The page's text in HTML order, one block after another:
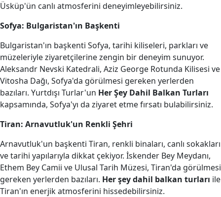
Üsküp'ün canlı atmosferini deneyimleyebilirsiniz.
Sofya: Bulgaristan'ın Başkenti
Bulgaristan'ın başkenti Sofya, tarihi kiliseleri, parkları ve
müzeleriyle ziyaretçilerine zengin bir deneyim sunuyor.
Aleksandr Nevski Katedrali, Aziz George Rotunda Kilisesi ve
Vitosha Dağı, Sofya'da görülmesi gereken yerlerden
bazıları. Yurtdışı Turlar'un Her Şey Dahil Balkan Turları
kapsamında, Sofya'yı da ziyaret etme fırsatı bulabilirsiniz.
Tiran: Arnavutluk'un Renkli Şehri
Arnavutluk'un başkenti Tiran, renkli binaları, canlı sokakları
ve tarihi yapılarıyla dikkat çekiyor. İskender Bey Meydanı,
Ethem Bey Camii ve Ulusal Tarih Müzesi, Tiran'da görülmesi
gereken yerlerden bazıları. Her şey dahil balkan turları ile
Tiran'ın enerjik atmosferini hissedebilirsiniz.